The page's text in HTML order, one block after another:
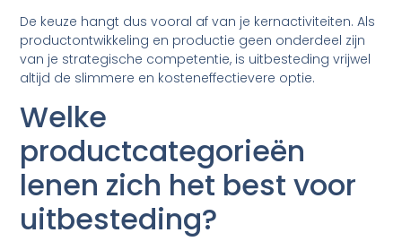
De keuze hangt dus vooral af van je kernactiviteiten. Als
productontwikkeling en productie geen onderdeel zijn
van je strategische competentie, is uitbesteding vrijwel
altijd de slimmere en kosteneffectievere optie.
Welke
productcategorieën
lenen zich het best voor
uitbesteding?